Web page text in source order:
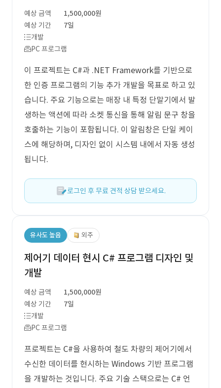
예상 금액
1,500,000원
예상 기간
7일
개발
PC 프로그램
이 프로젝트는 C#과 .NET Framework를 기반으로
한 인증 프로그램의 기능 추가 개발을 목표로 하고 있
습니다. 주요 기능으로는 매장 내 특정 단말기에서 발
생하는 액션에 따라 소켓 통신을 통해 알림 문구 창을
호출하는 기능이 포함됩니다. 이 알림창은 단일 케이
스에 해당하며, 디자인 없이 시스템 내에서 자동 생성
됩니다.
로그인 후 무료 견적 상담 받으세요.
유사도 높음 외주
제어기 데이터 현시 C# 프로그램 디자인 및
개발
예상 금액
1,500,000원
예상 기간
7일
개발
PC 프로그램
프로젝트는 C#을 사용하여 철도 차량의 제어기에서
수신한 데이터를 현시하는 Windows 기반 프로그램
을 개발하는 것입니다. 주요 기술 스택으로는 C# 언